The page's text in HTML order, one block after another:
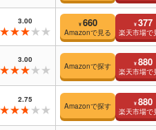
3.00 ¥ 660
Amazonで見る
¥ 377
楽天市場で
3.00
Amazonで探す ¥ 880
楽天市場で
2.75
Amazonで探す ¥ 880
楽天市場で